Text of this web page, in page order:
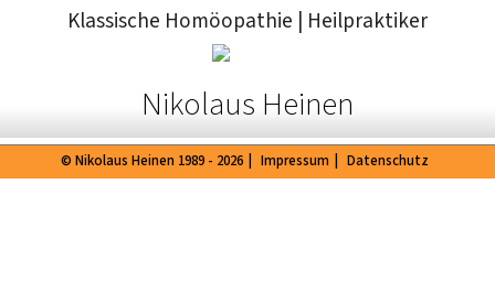
Klassische Homöopathie | Heilpraktiker
Nikolaus Heinen
© Nikolaus Heinen 1989 - 2026 Impressum Datenschutz